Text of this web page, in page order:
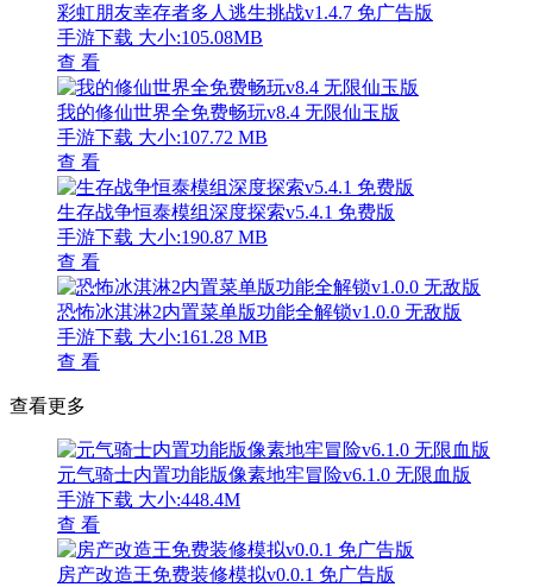
彩虹朋友幸存者多人逃生挑战v1.4.7 免广告版
手游下载 大小:105.08MB
查 看
我的修仙世界全免费畅玩v8.4 无限仙玉版
手游下载 大小:107.72 MB
查 看
生存战争恒泰模组深度探索v5.4.1 免费版
手游下载 大小:190.87 MB
查 看
恐怖冰淇淋2内置菜单版功能全解锁v1.0.0 无敌版
手游下载 大小:161.28 MB
查 看
查看更多
元气骑士内置功能版像素地牢冒险v6.1.0 无限血版
手游下载 大小:448.4M
查 看
房产改造王免费装修模拟v0.0.1 免广告版